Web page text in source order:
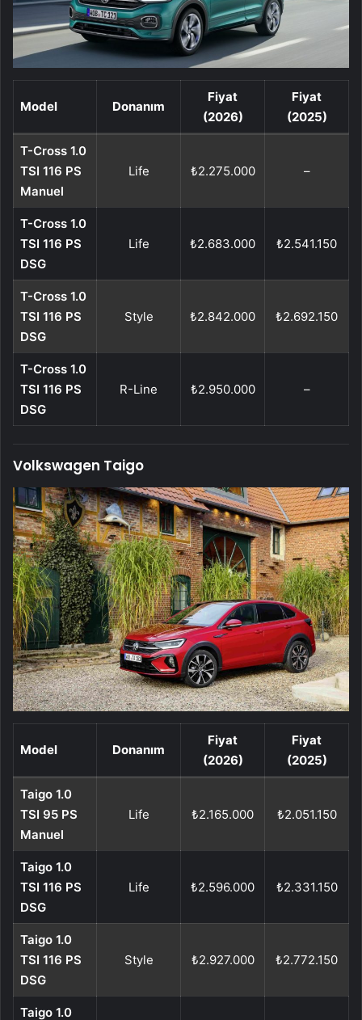
Model Donanım
Fiyat
(2026)
Fiyat
(2025)
T-Cross 1.0
TSI 116 PS
Manuel
Life ₺2.275.000 –
T-Cross 1.0
TSI 116 PS
DSG
Life ₺2.683.000 ₺2.541.150
T-Cross 1.0
TSI 116 PS
DSG
Style ₺2.842.000 ₺2.692.150
T-Cross 1.0
TSI 116 PS
DSG
R-Line ₺2.950.000 –
Volkswagen Taigo
Model Donanım
Fiyat
(2026)
Fiyat
(2025)
Taigo 1.0
TSI 95 PS
Manuel
Life ₺2.165.000 ₺2.051.150
Taigo 1.0
TSI 116 PS
DSG
Life ₺2.596.000 ₺2.331.150
Taigo 1.0
TSI 116 PS
DSG
Style ₺2.927.000 ₺2.772.150
Taigo 1.0